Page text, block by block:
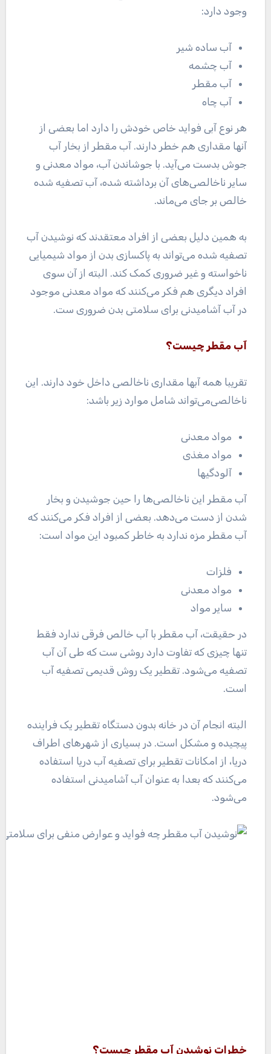
وجود دارد:
آب ساده شیر
آب چشمه
آب مقطر
آب چاه
هر نوع آبی فواید خاص خودش را دارد اما بعضی از
آنها مقداری هم خطر دارند. آب مقطر از بخار آب
جوش بدست می‌آید. با جوشاندن آب، مواد معدنی و
سایر ناخالصی‌های آن برداشته شده، آب تصفیه شده
خالص بر جای می‌ماند.
به همین دلیل بعضی از افراد معتقدند که نوشیدن آب
تصفیه شده می‌تواند به پاکسازی بدن از مواد شیمیایی
ناخواسته و غیر ضروری کمک کند. البته از آن سوی
افراد دیگری هم فکر می‌کنند که مواد معدنی موجود
در آب آشامیدنی برای سلامتی بدن ضروری ست.
آب مقطر چیست؟
تقریبا همه آبها مقداری ناخالصی داخل خود دارند. این
ناخالصی‌می‌تواند شامل موارد زیر باشد:
مواد معدنی
مواد مغذی
آلودگیها
آب مقطر این ناخالصی‌ها را حین جوشیدن و بخار
شدن از دست می‌دهد. بعضی از افراد فکر می‌کنند که
آب مقطر مزه ندارد به خاطر کمبود این مواد است:
فلزات
مواد معدنی
سایر مواد
در حقیقت، آب مقطر با آب خالص فرقی ندارد فقط
تنها چیزی که تفاوت دارد روشی ست که طی آن آب
تصفیه می‌شود. تقطیر یک روش قدیمی تصفیه آب
است.
البته انجام آن در خانه بدون دستگاه تقطیر یک فراینده
پیچیده و مشکل است. در بسیاری از شهرهای اطراف
دریا، از امکانات تقطیر برای تصفیه آب دریا استفاده
می‌کنند که بعدا به عنوان آب آشامیدنی استفاده
می‌شود.
خطرات نوشیدن آب مقطر چیست؟